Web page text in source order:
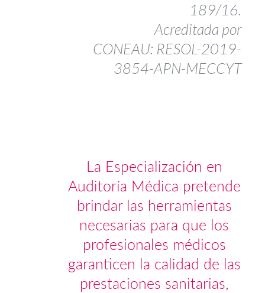
189/16.
Acreditada por
CONEAU: RESOL-2019-
3854-APN-MECCYT
La Especialización en
Auditoría Médica pretende
brindar las herramientas
necesarias para que los
profesionales médicos
garanticen la calidad de las
prestaciones sanitarias,